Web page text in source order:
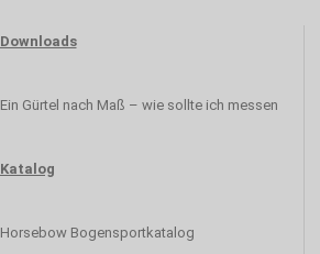
Downloads
Ein Gürtel nach Maß – wie sollte ich messen
Katalog
Horsebow Bogensportkatalog